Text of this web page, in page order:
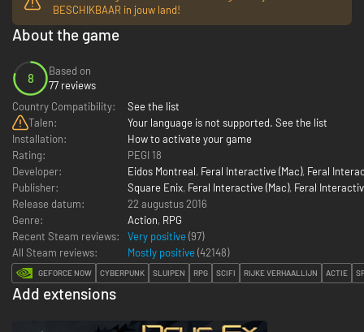
BESCHIKBAAR in jouw land!
About the game
8
Based on
77 reviews
Country Compatibility:
See the list
Talen:
Your language is not supported. See the list
Installation:
How to activate your game
Rating:
PEGI 18
Developer:
Eidos Montreal, Feral Interactive (Mac), Feral
Publisher:
Square Enix, Feral Interactive (Mac), Feral
Release datum:
22 augustus 2016
Genre:
Action, RPG
Recent Steam reviews:
Very positive (97)
All Steam reviews:
Mostly positive (42148)
GEFORCE NOW CYBERPUNK SLUIPEN RPG SCIFI RIJKE VERHAALLIJN ACTIE
Add extensions